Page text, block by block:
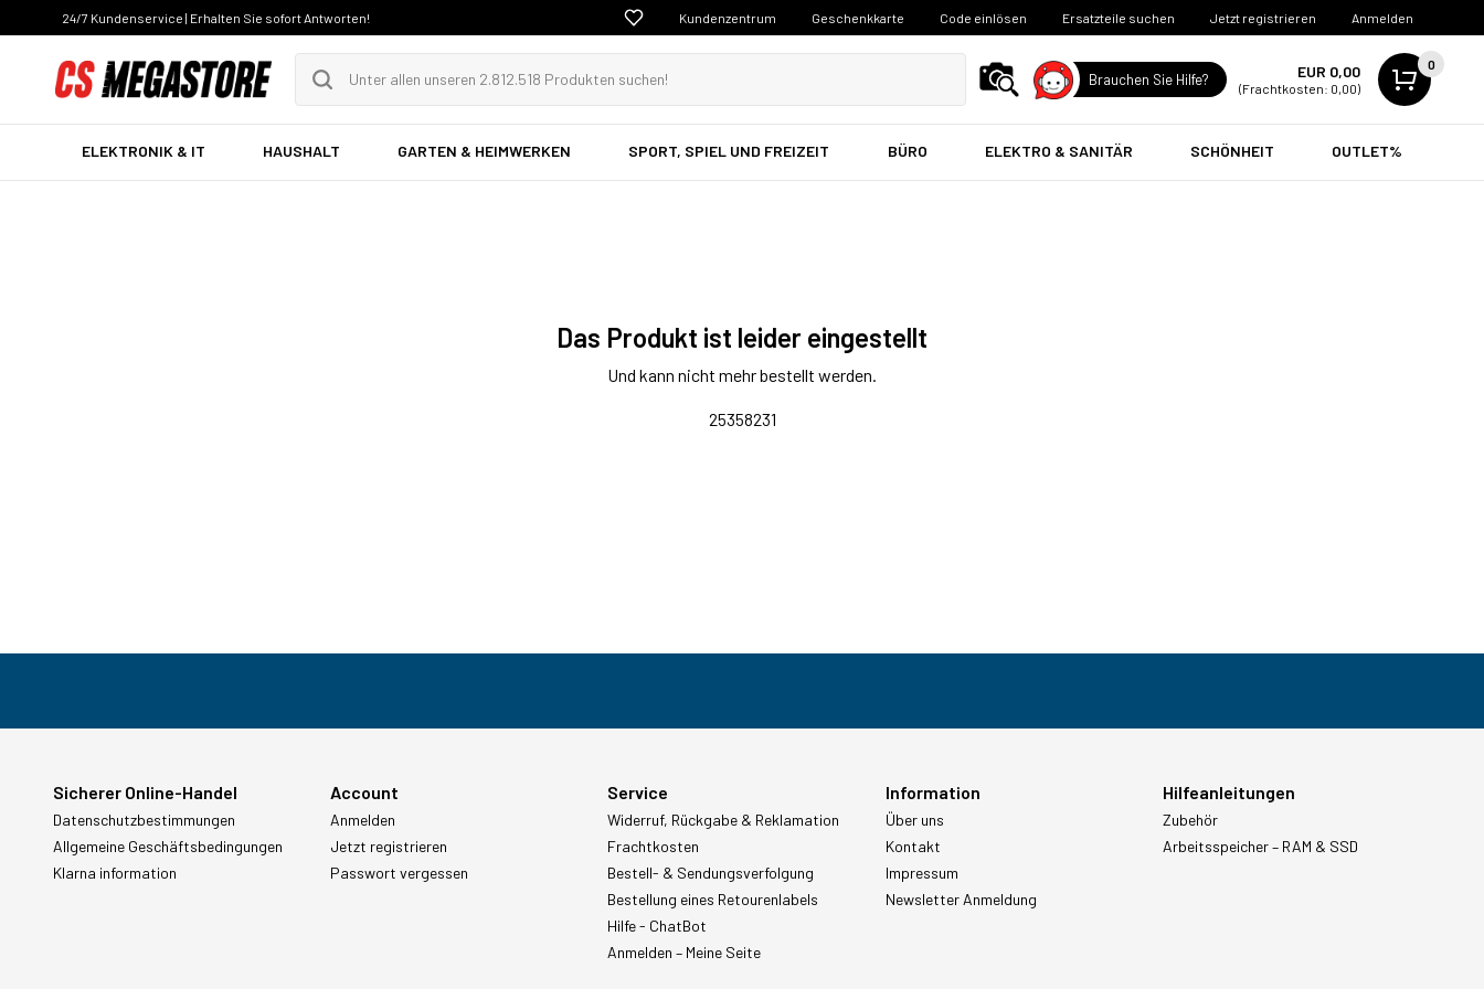
24/7 Kundenservice | Erhalten Sie sofort Antworten! Kundenzentrum Geschenkkarte Code einlösen Ersatzteile suchen Jetzt registrieren Anmelden
Brauchen Sie Hilfe? EUR 0,00
(Frachtkosten: 0,00)
0
ELEKTRONIK & IT HAUSHALT GARTEN & HEIMWERKEN SPORT, SPIEL UND FREIZEIT BÜRO ELEKTRO & SANITÄR SCHÖNHEIT OUTLET%
Das Produkt ist leider eingestellt
Und kann nicht mehr bestellt werden.
25358231
Sicherer Online-Handel
Datenschutzbestimmungen
Allgemeine Geschäftsbedingungen
Klarna information
Account
Anmelden
Jetzt registrieren
Passwort vergessen
Service
Widerruf, Rückgabe & Reklamation
Frachtkosten
Bestell- & Sendungsverfolgung
Bestellung eines Retourenlabels
Hilfe - ChatBot
Anmelden – Meine Seite
Information
Über uns
Kontakt
Impressum
Newsletter Anmeldung
Hilfeanleitungen
Zubehör
Arbeitsspeicher – RAM & SSD